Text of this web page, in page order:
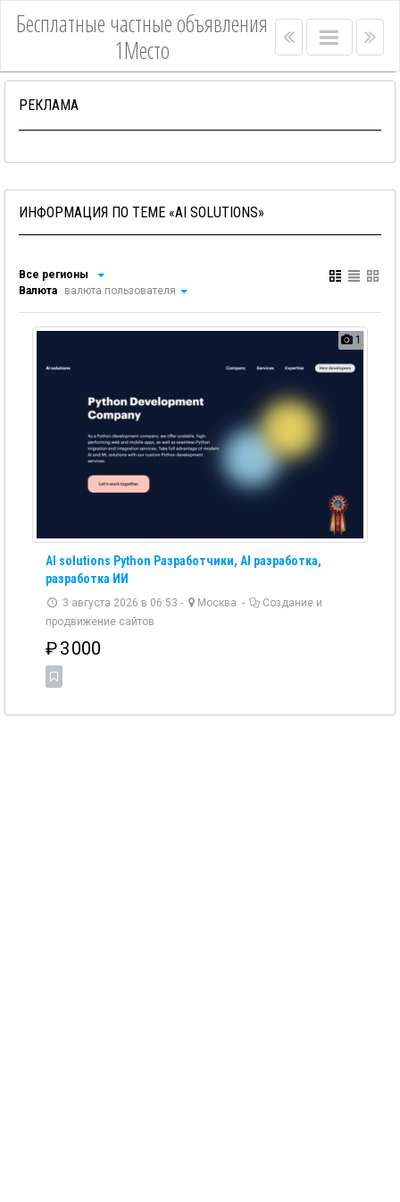
Бесплатные частные объявления
1Место
Left
bar
Main
menu
Right
menu
bar
РЕКЛАМА
ИНФОРМАЦИЯ ПО ТЕМЕ «AI SOLUTIONS»
Все регионы
Валюта
валюта пользователя
1
AI solutions Python Разработчики, AI разработка,
разработка ИИ
3 августа 2026 в 06:53 - Москва -
Создание и
продвижение сайтов
₽3 000